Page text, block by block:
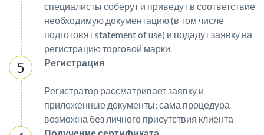
специалисты соберут и приведут в соответствие
необходимую документацию (в том числе
подготовят statement of use) и подадут заявку на
регистрацию торговой марки
Регистрация
Регистратор рассматривает заявку и
приложенные документы; сама процедура
возможна без личного присутствия клиента